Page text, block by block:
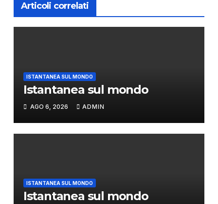
Articoli correlati
ISTANTANEA SUL MONDO
Istantanea sul mondo
AGO 6, 2026 ADMIN
ISTANTANEA SUL MONDO
Istantanea sul mondo